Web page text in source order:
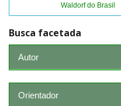
Waldorf do Brasil
Busca facetada
Autor
Orientador